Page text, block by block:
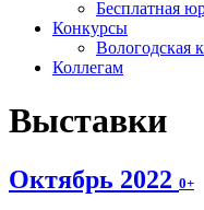
Бесплатная
Конкурсы
Вологодская
Коллегам
Выставки
Октябрь 2022 0+